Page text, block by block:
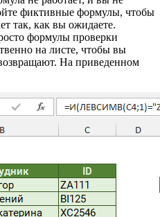
фиктивные формулы, чтобы
так, как вы ожидаете.
формулы проверки
на листе, чтобы вы
На приведенном